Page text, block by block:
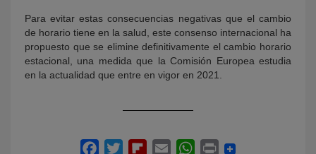
Para evitar estas consecuencias negativas que el cambio
de horario tiene en la salud, este consenso internacional ha
propuesto que se elimine definitivamente el cambio horario
estacional, una medida que la Comisión Europea estudia
en la actualidad que entre en vigor en 2021.